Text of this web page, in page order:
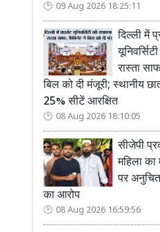
09 Aug 2026 18:25:11
दिल्ली में
रास्ता
बिल को दी मंजूरी; स्थानीय
25% सीटें आरक्षित
08 Aug 2026 18:10:05
सीजेपी
महिला
पर
का आरोप
08 Aug 2026 16:59:56